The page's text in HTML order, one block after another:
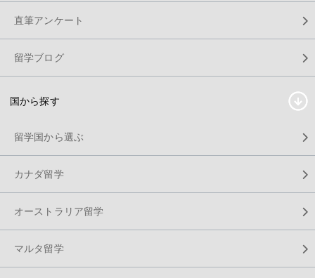
直筆アンケート
留学ブログ
国から探す
留学国から選ぶ
カナダ留学
オーストラリア留学
マルタ留学